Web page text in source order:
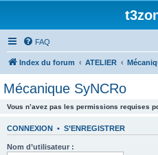
FAQ
Index du forum ATELIER
Mécanique SyNCRo
Vous n’avez pas les permissions requises
CONNEXION • S’ENREGISTRER
Nom d’utilisateur :